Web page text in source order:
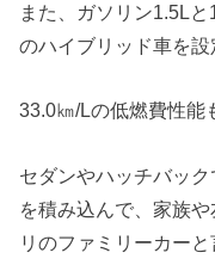
また、ガソリン1.5L
のハイブリッド車を設
33.0㎞/Lの低燃費性能
セダンやハッチバッ
を積み込んで、家族
リのファミリーカーと